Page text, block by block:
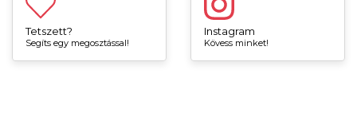
Tetszett?
Segíts egy megosztással!
Instagram
Kövess minket!